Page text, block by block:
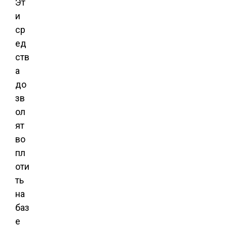
Эт
и
ср
ед
ств
а
до
зв
ол
ят
во
пл
оти
ть
на
баз
е